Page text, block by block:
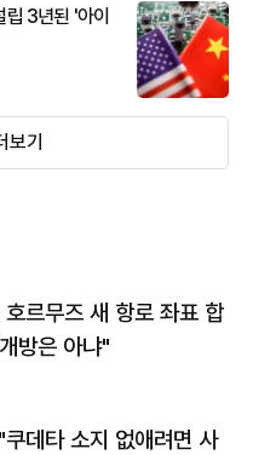
3년된 '아이
보기
호르무즈 새 항로 좌표 합
방은 아냐"
데타 소지 없애려면 사